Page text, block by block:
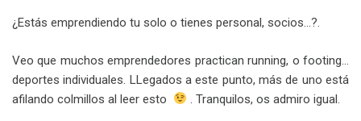
¿Estás emprendiendo tu solo o tienes personal, socios…?.
Veo que muchos emprendedores practican running, o footing…
deportes individuales. LLegados a este punto, más de uno está
afilando colmillos al leer esto
. Tranquilos, os admiro igual.